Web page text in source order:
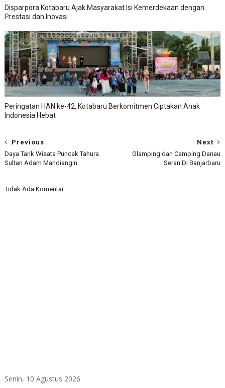
Disparpora Kotabaru Ajak Masyarakat Isi Kemerdekaan dengan
Prestasi dan Inovasi
Peringatan HAN ke-42, Kotabaru Berkomitmen Ciptakan Anak
Indonesia Hebat
Next
Glamping dan Camping Danau
Seran Di Banjarbaru
Previous
Daya Tarik Wisata Puncak Tahura
Sultan Adam Mandiangin
Tidak Ada Komentar:
Senin, 10 Agustus 2026